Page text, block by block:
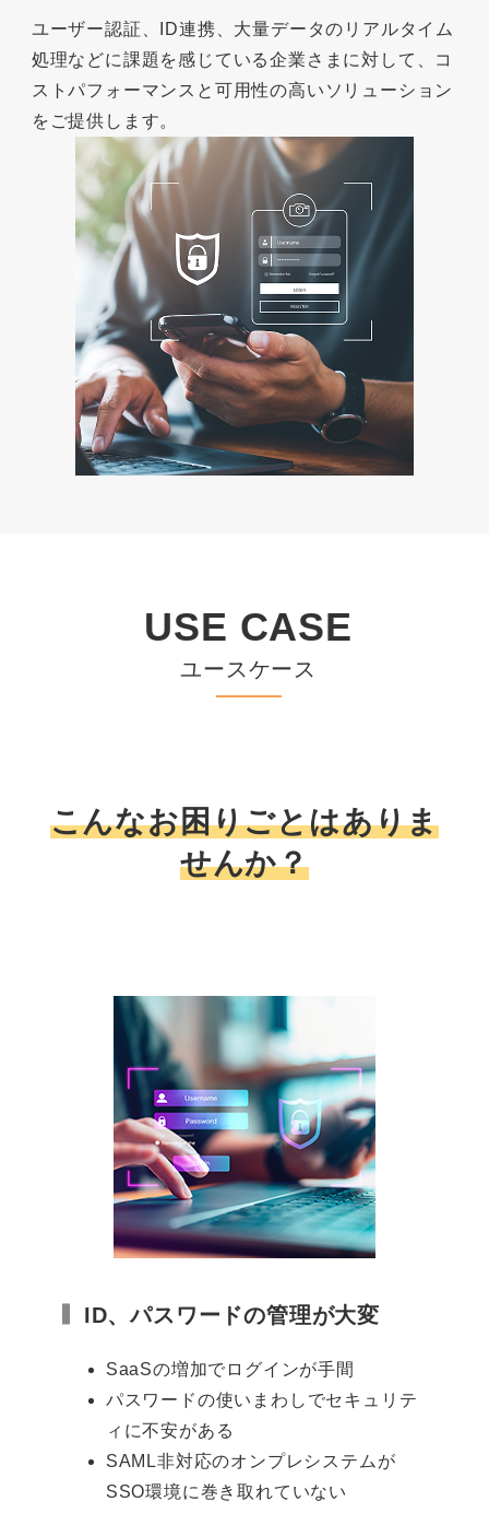
ユーザー認証、ID連携、大量データのリアルタイム
処理などに課題を感じている企業さまに対して、コ
ストパフォーマンスと可用性の高いソリューション
をご提供します。
USE CASE
ユースケース
こんなお困りごとはありま
せんか？
ID、パスワードの管理が大変
SaaSの増加でログインが手間
パスワードの使いまわしでセキュリテ
ィに不安がある
SAML非対応のオンプレシステムが
SSO環境に巻き取れていない